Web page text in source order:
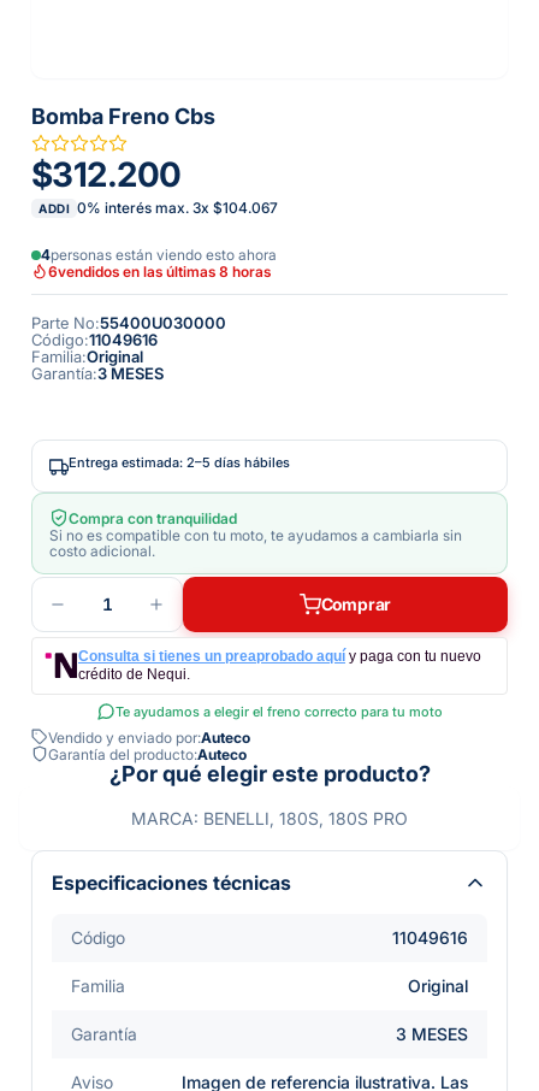
Bomba Freno Cbs
$312.200
ADDI 0% interés max. 3x $104.067
4personas están viendo esto ahora
6vendidos en las últimas 8 horas
Parte No:55400U030000
Código:11049616
Familia:Original
Garantía:3 MESES
Entrega estimada: 2–5 días hábiles
Compra con tranquilidad
Si no es compatible con tu moto, te ayudamos a cambiarla sin
costo adicional.
1 Comprar
Consulta si tienes un preaprobado aquí y paga con tu nuevo
crédito de Nequi.
Te ayudamos a elegir el freno correcto para tu moto
Vendido y enviado por:Auteco
Garantía del producto:Auteco
¿Por qué elegir este producto?
MARCA: BENELLI, 180S, 180S PRO
Especificaciones técnicas
Código 11049616
Familia Original
Garantía 3 MESES
Aviso
Imagen de referencia ilustrativa. Las